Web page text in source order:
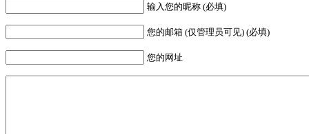
输入您的昵称 (必填)
您的邮箱 (仅管理员可见) (必填)
您的网址